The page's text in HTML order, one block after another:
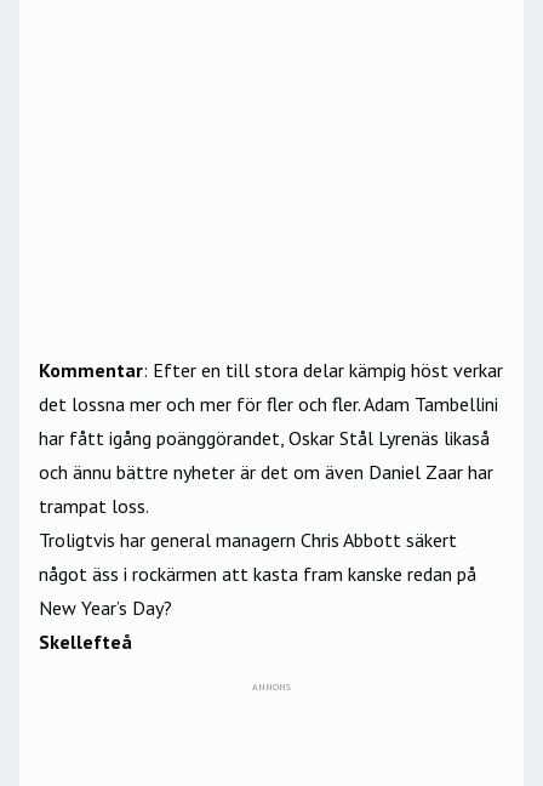
Kommentar: Efter en till stora delar kämpig höst verkar
det lossna mer och mer för fler och fler. Adam Tambellini
har fått igång poänggörandet, Oskar Stål Lyrenäs likaså
och ännu bättre nyheter är det om även Daniel Zaar har
trampat loss.
Troligtvis har general managern Chris Abbott säkert
något äss i rockärmen att kasta fram kanske redan på
New Year’s Day?
Skellefteå
ANNONS